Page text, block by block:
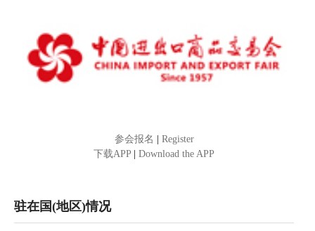
参会报名
Register
下载APP
Download the APP
驻在国(地区)情况